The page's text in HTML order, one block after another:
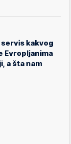
kakvog
Evropljanima
a šta nam